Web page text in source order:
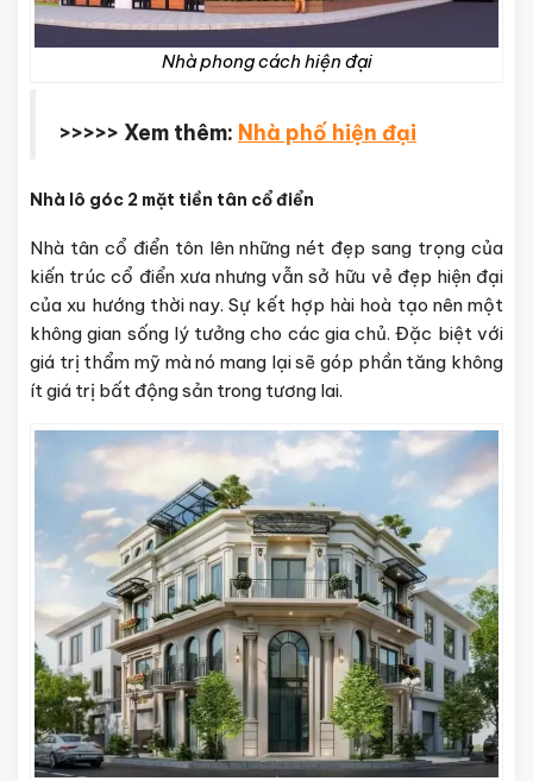
Nhà phong cách hiện đại
>>>>> Xem thêm: Nhà phố hiện đại
Nhà lô góc 2 mặt tiền tân cổ điển
Nhà tân cổ điển tôn lên những nét đẹp sang trọng của
kiến trúc cổ điển xưa nhưng vẫn sở hữu vẻ đẹp hiện đại
của xu hướng thời nay. Sự kết hợp hài hoà tạo nên một
không gian sống lý tưởng cho các gia chủ. Đặc biệt với
giá trị thẩm mỹ mà nó mang lại sẽ góp phần tăng không
ít giá trị bất động sản trong tương lai.